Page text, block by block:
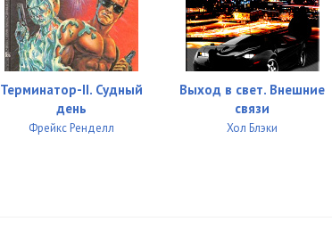
Терминатор-II. Судный
день
Фрейкс Ренделл
Выход в свет. Внешние
связи
Хол Блэки